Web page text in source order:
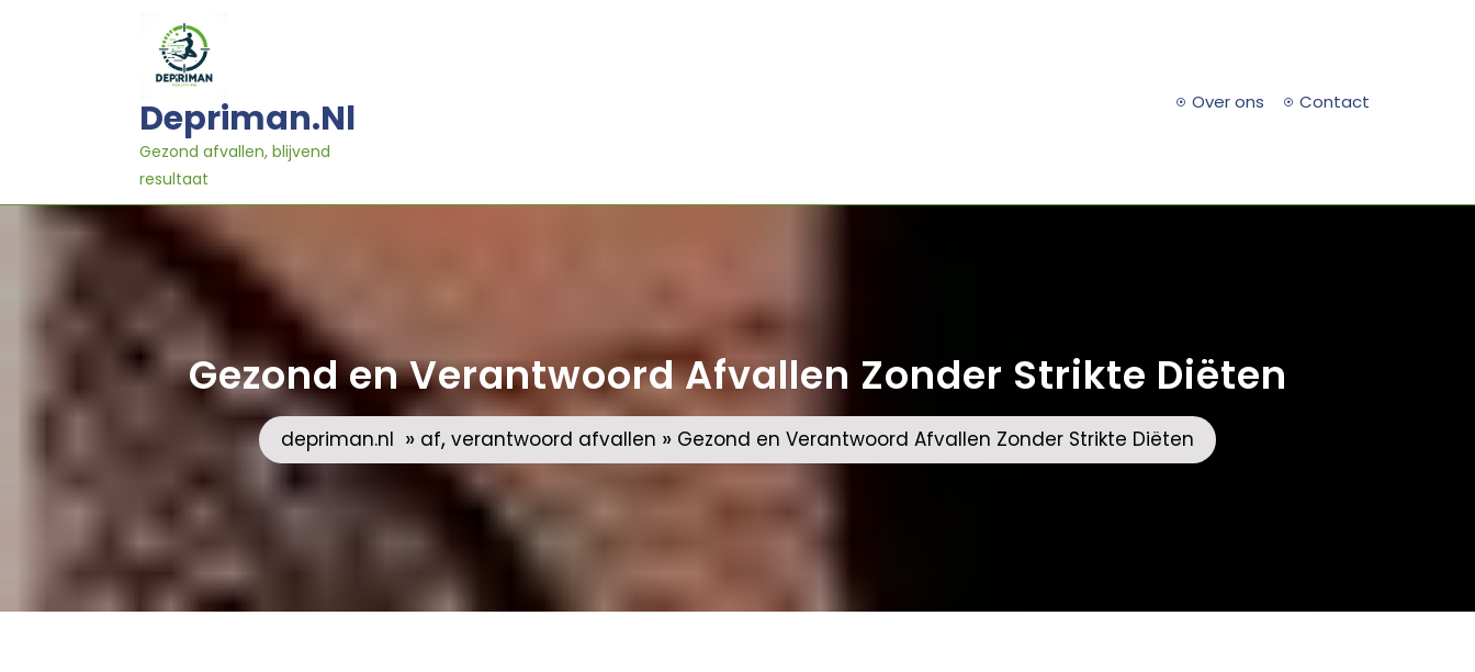
Depriman.nl
Gezond afvallen, blijvend
resultaat
Over ons Contact
Gezond en Verantwoord Afvallen Zonder Strikte Diëten
depriman.nl » af, verantwoord afvallen » Gezond en Verantwoord Afvallen Zonder Strikte Diëten